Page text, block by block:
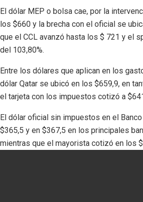
El dólar MEP o bolsa cae, por la
los $660 y la brecha con el oficial se
que el CCL avanzó hasta los $ 721 y el
del 103,80%.
Entre los dólares que aplican en los
dólar Qatar se ubicó en los $659,9, en
el tarjeta con los impuestos cotizó a
El dólar oficial sin impuestos en el
$365,5 y en $367,5 en los principales
mientras que el mayorista cotizó en los